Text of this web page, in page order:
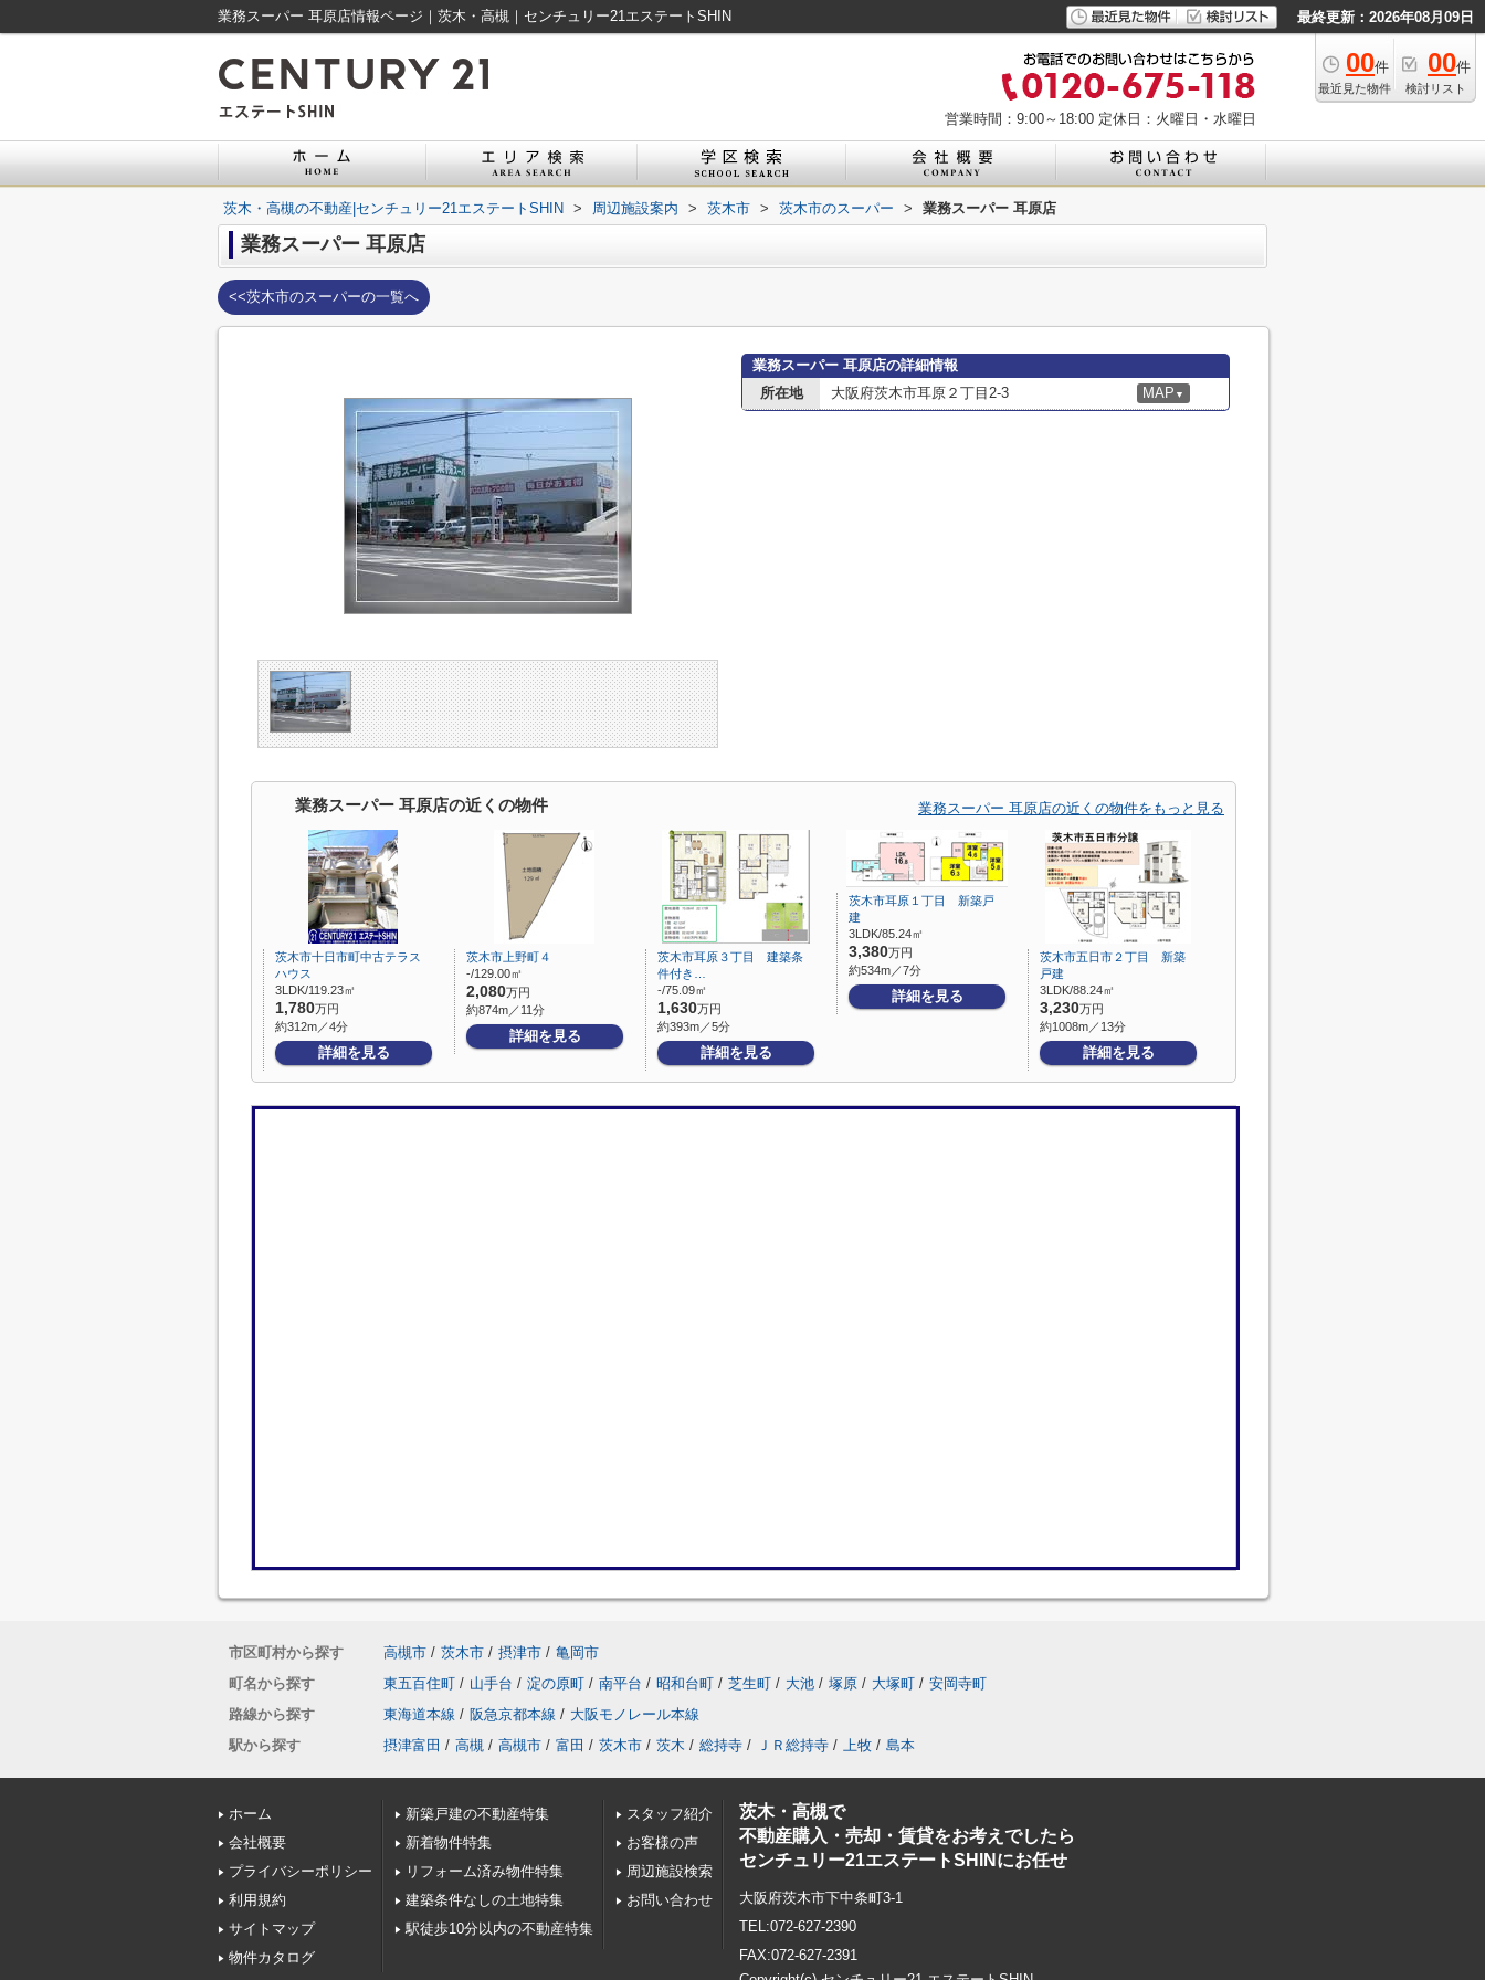
業務スーパー 耳原店情報ページ｜茨木・高槻｜センチュリー21エステートSHIN 最終更新：2026年08月09日
00件
最近見た物件
00件
検討リスト
営業時間：9:00～18:00 定休日：火曜日・水曜日
茨木・高槻の不動産|センチュリー21エステートSHIN > 周辺施設案内 > 茨木市 > 茨木市のスーパー > 業務スーパー 耳原店
業務スーパー 耳原店
<<茨木市のスーパーの一覧へ
業務スーパー 耳原店の詳細情報
所在地
大阪府茨木市耳原２丁目2-3 MAP ▼
業務スーパー 耳原店の近くの物件 業務スーパー 耳原店の近くの物件をもっと見る
茨木市十日市町中古テラス
ハウス
3LDK/119.23㎡
1,780万円
約312m／4分
詳細を見る
茨木市上野町４
-/129.00㎡
2,080万円
約874m／11分
詳細を見る
茨木市耳原３丁目 建築条
件付き…
-/75.09㎡
1,630万円
約393m／5分
詳細を見る
茨木市耳原１丁目 新築戸
建
3LDK/85.24㎡
3,380万円
約534m／7分
詳細を見る
茨木市五日市２丁目 新築
戸建
3LDK/88.24㎡
3,230万円
約1008m／13分
詳細を見る
市区町村から探す 高槻市 / 茨木市 / 摂津市 / 亀岡市
町名から探す
東五百住町 / 山手台 / 淀の原町 / 南平台 / 昭和台町 / 芝生町 / 大池 / 塚原 / 大塚町 / 安岡寺町
路線から探す
東海道本線 / 阪急京都本線 / 大阪モノレール本線
駅から探す
摂津富田 / 高槻 / 高槻市 / 富田 / 茨木市 / 茨木 / 総持寺 / ＪＲ総持寺 / 上牧 / 島本
ホーム
会社概要
プライバシーポリシー
利用規約
サイトマップ
物件カタログ
新築戸建の不動産特集
新着物件特集
リフォーム済み物件特集
建築条件なしの土地特集
駅徒歩10分以内の不動産特集
スタッフ紹介
お客様の声
周辺施設検索
お問い合わせ
茨木・高槻で
不動産購入・売却・賃貸をお考えでしたら
センチュリー21エステートSHINにお任せ
大阪府茨木市下中条町3-1
TEL:072-627-2390
FAX:072-627-2391